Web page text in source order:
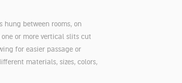
between rooms, on
or more vertical slits cut
for easier passage or
materials, sizes, colors,